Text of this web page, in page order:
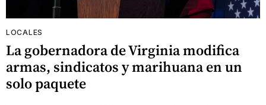
LOCALES
La gobernadora de Virginia modifica
armas, sindicatos y marihuana en un
solo paquete